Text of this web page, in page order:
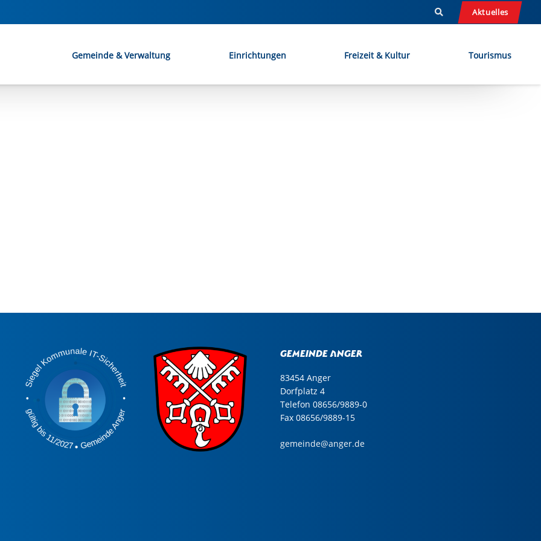
Aktuelles
Gemeinde & Verwaltung Einrichtungen Freizeit & Kultur Tourismus
Gemeinde Anger
83454 Anger
Dorfplatz 4
Telefon 08656/9889-0
Fax 08656/9889-15
gemeinde@anger.de